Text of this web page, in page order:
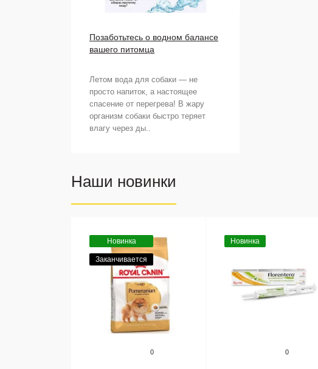
Позаботьтесь о водном балансе
вашего питомца
Летом вода для собаки — не
просто напиток, а настоящее
спасение от перегрева! В жару
организм собаки быстро теряет
влагу через ды..
Наши новинки
Новинка
Заканчивается
0
Новинка
0